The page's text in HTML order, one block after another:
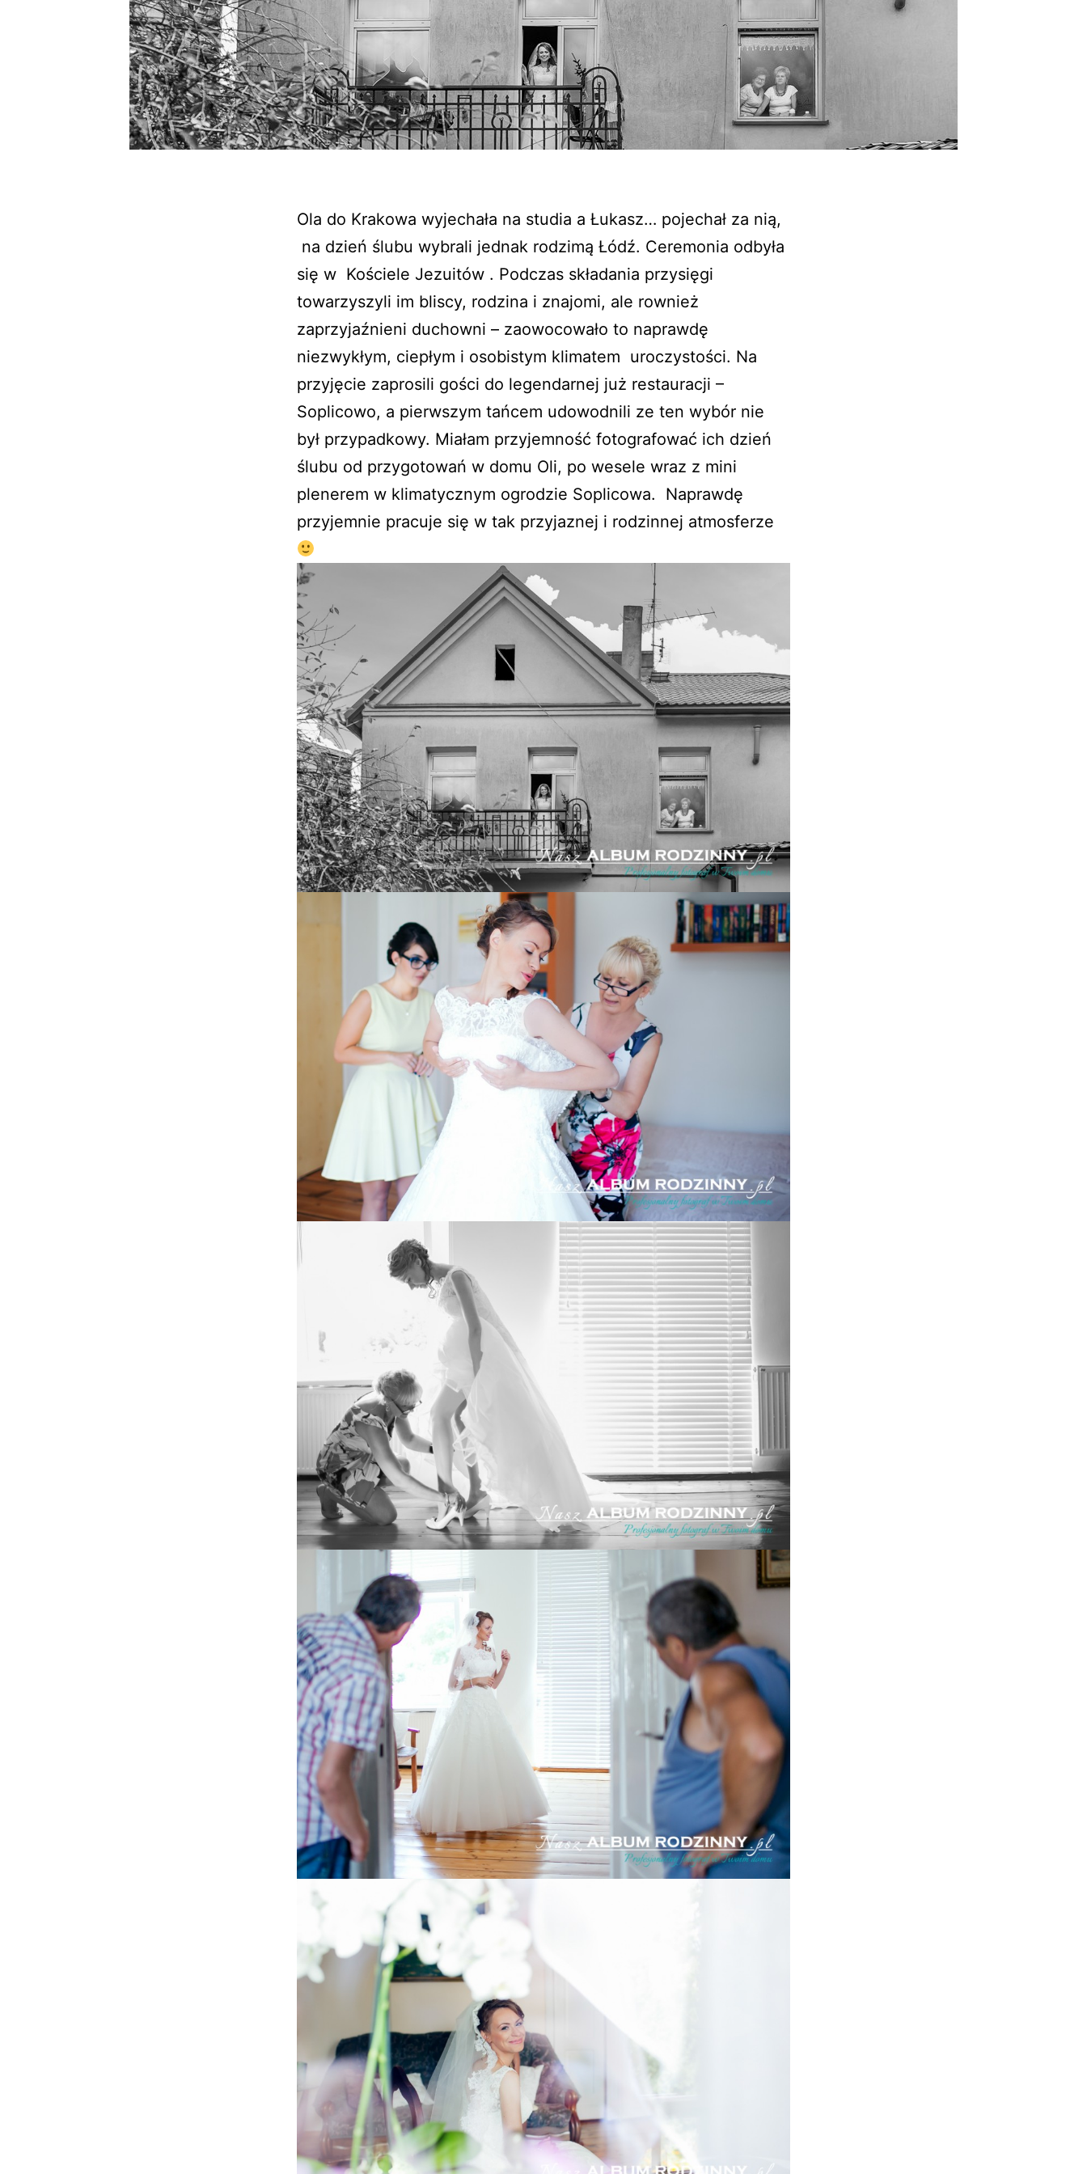
Ola do Krakowa wyjechała na studia a Łukasz… pojechał za nią,
na dzień ślubu wybrali jednak rodzimą Łódź. Ceremonia odbyła
się w Kościele Jezuitów . Podczas składania przysięgi
towarzyszyli im bliscy, rodzina i znajomi, ale rownież
zaprzyjaźnieni duchowni – zaowocowało to naprawdę
niezwykłym, ciepłym i osobistym klimatem uroczystości. Na
przyjęcie zaprosili gości do legendarnej już restauracji –
Soplicowo, a pierwszym tańcem udowodnili ze ten wybór nie
był przypadkowy. Miałam przyjemność fotografować ich dzień
ślubu od przygotowań w domu Oli, po wesele wraz z mini
plenerem w klimatycznym ogrodzie Soplicowa. Naprawdę
przyjemnie pracuje się w tak przyjaznej i rodzinnej atmosferze